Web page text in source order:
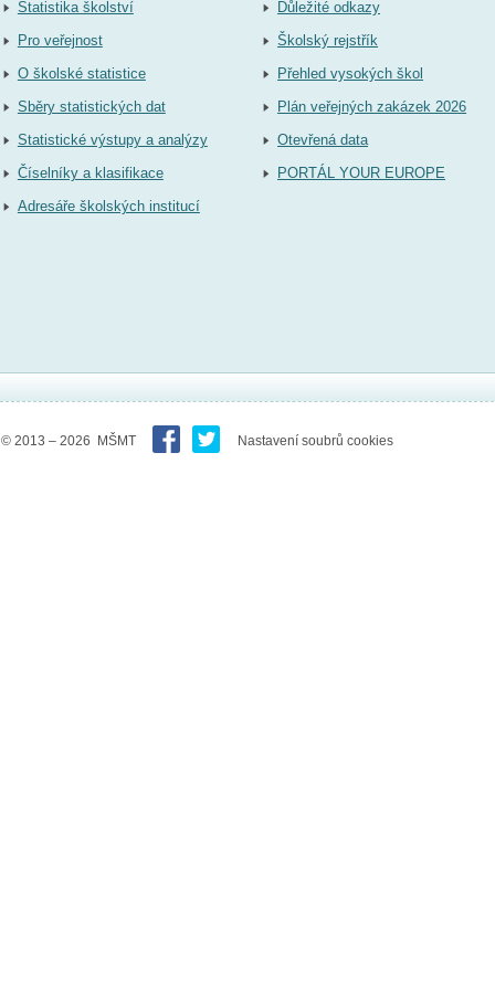
Statistika školství
Pro veřejnost
O školské statistice
Sběry statistických dat
Statistické výstupy a analýzy
Číselníky a klasifikace
Adresáře školských institucí
Důležité odkazy
Školský rejstřík
Přehled vysokých škol
Plán veřejných zakázek 2026
Otevřená data
PORTÁL YOUR EUROPE
© 2013 – 2026 MŠMT Nastavení soubrů cookies